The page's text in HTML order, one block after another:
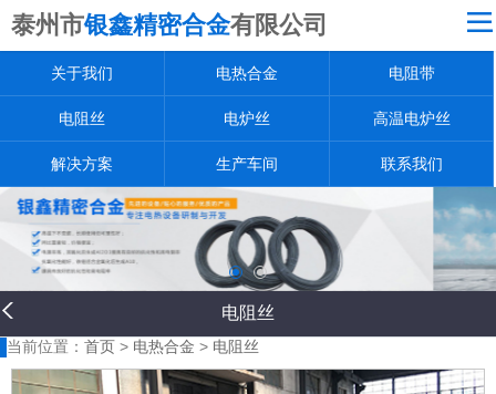
泰州市银鑫精密合金有限公司
网站导航
关于我们
电热合金
电阻带
电阻丝
电炉丝
高温电炉丝
生产车间
关于我们 电热合金 电阻带
电阻丝 电炉丝 高温电炉丝
解决方案 生产车间 联系我们
电阻丝
当前位置： 首页 > 电热合金 > 电阻丝